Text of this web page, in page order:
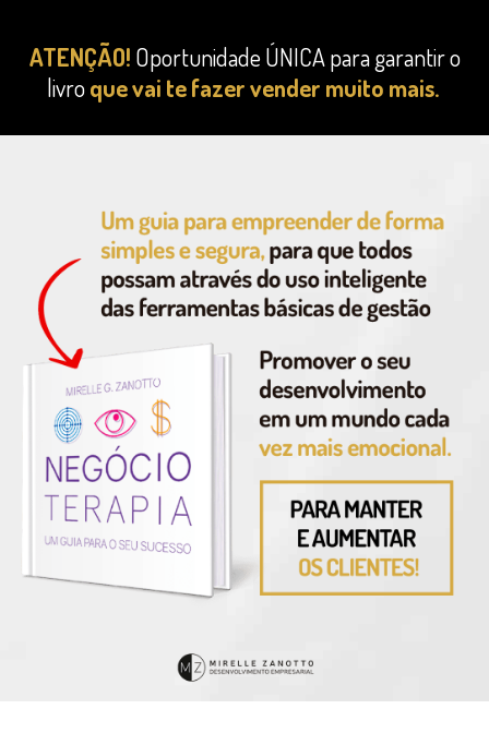
ATENÇÃO! Oportunidade ÚNICA para garantiro
livroque vai te fazer vender muito mais.